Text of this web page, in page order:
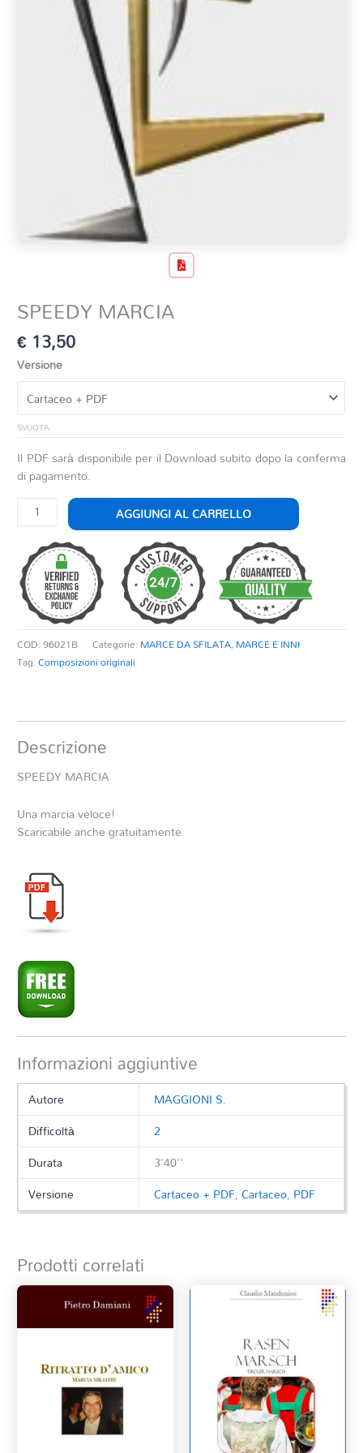
SPEEDY MARCIA
€ 13,50
Versione
SVUOTA
Il PDF sarà disponibile per il Download subito dopo la conferma
di pagamento.
SPEEDY
MARCIA
quantità
AGGIUNGI AL CARRELLO
COD:96021B Categorie: MARCE DA SFILATA, MARCE E INNI
Tag:Composizioni originali
Descrizione
SPEEDY MARCIA
Una marcia veloce!
Scaricabile anche gratuitamente
Informazioni aggiuntive
Autore
MAGGIONI S.
Difficoltà
2
Durata
3'40''
Versione
Cartaceo + PDF,Cartaceo, PDF
Prodotti correlati